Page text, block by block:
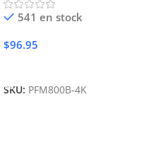
541 en stock
$96.95
SKU: PFM800B-4K